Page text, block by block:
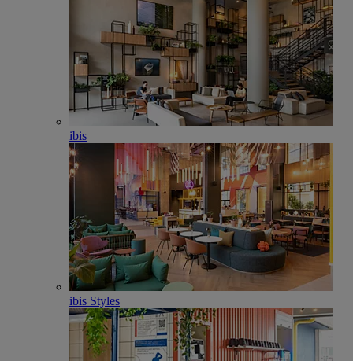
ibis
ibis Styles